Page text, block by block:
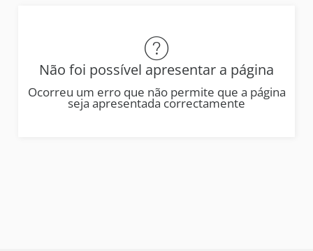
Não foi possível apresentar a página
Ocorreu um erro que não permite que a página
seja apresentada correctamente